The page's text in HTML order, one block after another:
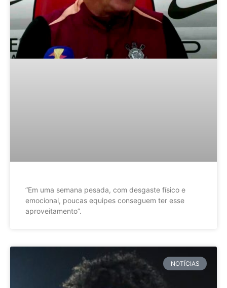
”Em uma semana pesada, com desgaste físico e
emocional, poucas equipes conseguem ter esse
aproveitamento”.
NOTÍCIAS